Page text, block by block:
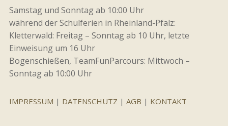
Samstag und Sonntag ab 10:00 Uhr
während der Schulferien in Rheinland-Pfalz:
Kletterwald: Freitag – Sonntag ab 10 Uhr, letzte
Einweisung um 16 Uhr
Bogenschießen, TeamFunParcours: Mittwoch –
Sonntag ab 10:00 Uhr
IMPRESSUM | DATENSCHUTZ | AGB | KONTAKT